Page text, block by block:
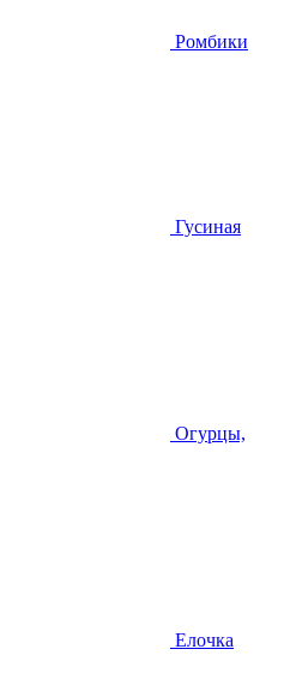
Ромбики
Гусиная
Огурцы,
Елочка